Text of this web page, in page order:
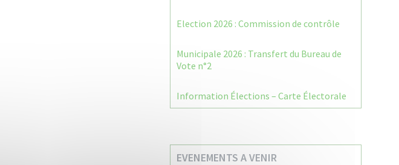
Election 2026 : Commission de contrôle
Municipale 2026 : Transfert du Bureau de
Vote n°2
Information Élections – Carte Électorale
EVENEMENTS A VENIR